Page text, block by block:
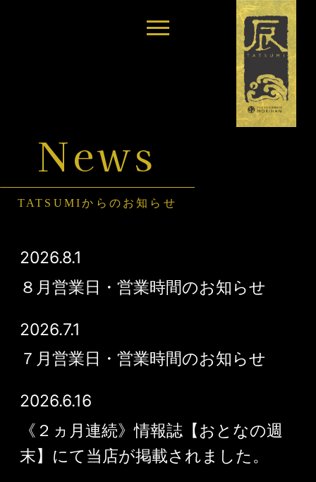
News
TATSUMIからのお知らせ
2026.8.1
８月営業日・営業時間のお知らせ
2026.7.1
７月営業日・営業時間のお知らせ
2026.6.16
《２ヵ月連続》情報誌【おとなの週
末】にて当店が掲載されました。